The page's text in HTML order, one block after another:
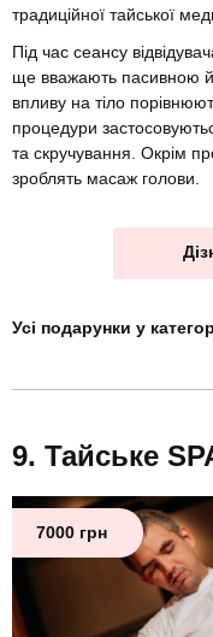
традиційної тайської
Під час сеансу
ще вважають пасивною
впливу на тіло
процедури
та скручування. Окрім
зроблять масаж голови.
Усі подарунки у
Тайське
7000 грн